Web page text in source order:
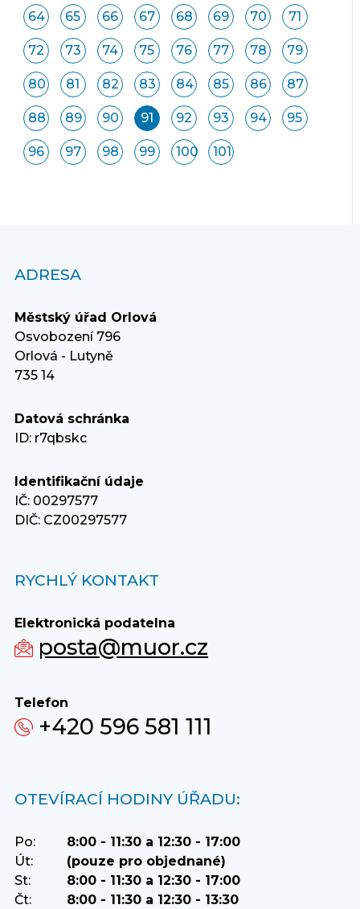
64 65 66 67 68 69 70 71
72 73 74 75 76 77 78 79
80 81 82 83 84 85 86 87
88 89 90 91 92 93 94 95
96 97 98 99 100 101
ADRESA
Městský úřad Orlová
Osvobození 796
Orlová - Lutyně
735 14
Datová schránka
ID: r7qbskc
Identifikační údaje
IČ: 00297577
DIČ: CZ00297577
RYCHLÝ KONTAKT
Elektronická podatelna
posta@muor.cz
Telefon
+420 596 581 111
OTEVÍRACÍ HODINY ÚŘADU:
Po:
8:00 - 11:30 a 12:30 - 17:00
Út:
(pouze pro objednané)
St:
8:00 - 11:30 a 12:30 - 17:00
Čt:
8:00 - 11:30 a 12:30 - 13:30